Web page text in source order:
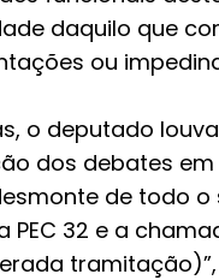
daquilo que
ou
o deputado
dos debates
de todo o
32 e a